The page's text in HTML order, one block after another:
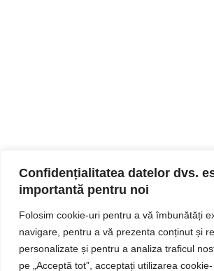
Confidențialitatea datelor dvs.
importantă pentru noi
Folosim cookie-uri pentru a vă îmbunătăți
navigare, pentru a vă prezenta conținut și
personalizate și pentru a analiza traficul
pe „Acceptă tot”, acceptați utilizarea cookie-